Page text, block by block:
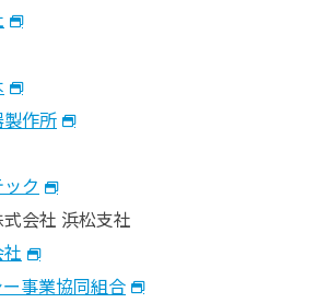
作所
ク
会社 浜松支社
事業協同組合